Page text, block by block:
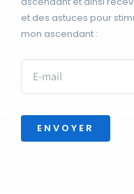
et des astuces pour
mon ascendant :
ENVOYER